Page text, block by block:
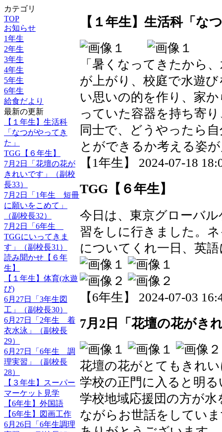
カテゴリ
TOP
お知らせ
1年生
2年生
3年生
4年生
5年生
6年生
給食だより
最新の更新
【１年生】生活科
「なつがやってき
た」
TGG【６年生】
7月2日「花壇の花が
きれいです」（副校
長33）
7月2日「1年生 短冊
に願いをこめて」
（副校長32）
7月2日「6年生
TGGにいってきま
す」（副校長31）
読み聞かせ【６年
生】
【１年生】体育(水遊
び)
6月27日「3年生図
工」（副校長30）
6月27日「2年生 着
衣水泳」（副校長
29）
6月27日「6年生 調
理実習」（副校長
28）
【３年生】スーパー
マーケット見学
【6年生】外国語
【6年生】図画工作
6月26日「6年生調理
【１年生】生活科「な
「暑くなってきたから
が上がり、校庭で水遊
い思いの的を作り、家
っていた容器を持ち寄
同士で、どうやったら
とができるか考える姿
【1年生】 2024-07-18
TGG【６年生】
今日は、東京グローバ
習をしに行きました。
についてくれ一日、英
【6年生】 2024-07-03
7月2日「花壇の花がき
花壇の花がとてもきれ
学校の正門に入ると明
学校地域応援団の方が
ながらお世話をしてい